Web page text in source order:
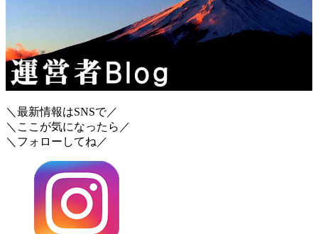
＼最新情報はSNSで／
＼ここが気になったら／
＼フォローしてね／